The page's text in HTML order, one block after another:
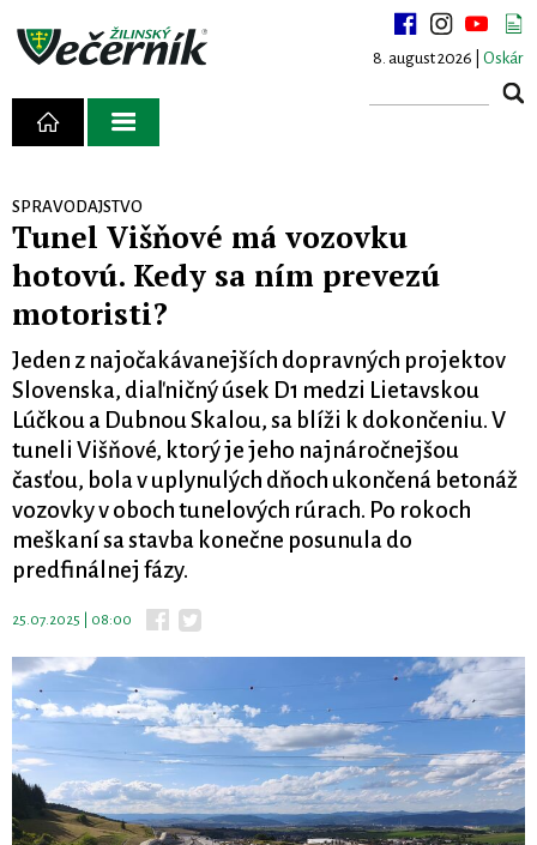
8. august 2026 | Oskár
SPRAVODAJSTVO
Tunel Višňové má vozovku
hotovú. Kedy sa ním prevezú
motoristi?
Jeden z najočakávanejších dopravných projektov
Slovenska, diaľničný úsek D1 medzi Lietavskou
Lúčkou a Dubnou Skalou, sa blíži k dokončeniu. V
tuneli Višňové, ktorý je jeho najnáročnejšou
časťou, bola v uplynulých dňoch ukončená betonáž
vozovky v oboch tunelových rúrach. Po rokoch
meškaní sa stavba konečne posunula do
predfinálnej fázy.
25.07.2025 | 08:00